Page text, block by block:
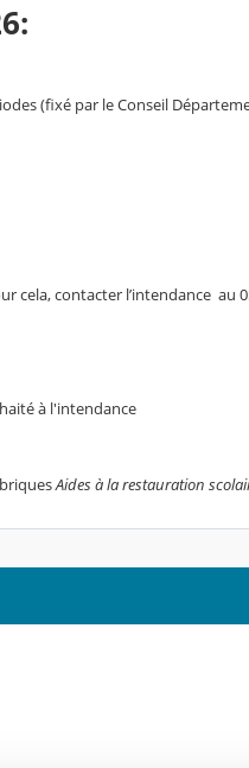
(fixé par le Conseil
cela, contacter l’intendance au
à l'intendance
Aides à la restauration